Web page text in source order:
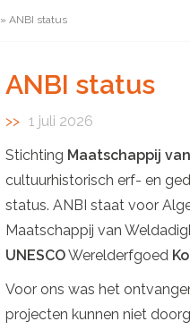
» ANBI status
ANBI status
1 juli 2026
Stichting Maatschappij
cultuurhistorisch erf- en
status. ANBI staat voor
Maatschappij van
UNESCOWerelderfgoed
Voor ons was het
projecten kunnen niet